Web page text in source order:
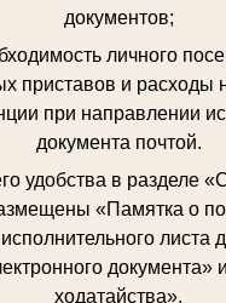
документов;
личного
приставов и расходы
при направлении
документа почтой.
удобства в разделе
«Памятка о
листа
документа»
ходатайства».